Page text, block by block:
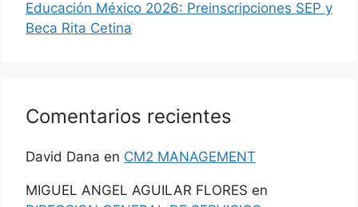
Educación México 2026: Preinscripciones SEP y
Beca Rita Cetina
Comentarios recientes
David Dana en CM2 MANAGEMENT
MIGUEL ANGEL AGUILAR FLORES en